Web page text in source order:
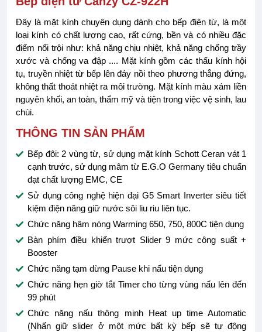
Đây là mặt kính chuyên dụng dành cho bếp điện từ, là một
loại kính có chất lượng cao, rất cứng, bền và có nhiều đặc
điểm nổi trội như: khả năng chịu nhiệt, khả năng chống trầy
xước và chống va đập .... Mặt kính gồm các thấu kính hội
tụ, truyền nhiệt từ bếp lên đáy nồi theo phương thẳng đứng,
không thất thoát nhiệt ra môi trường. Mặt kính màu xám liền
nguyên khối, an toàn, thẩm mỹ và tiện trong việc vệ sinh, lau
chùi.
THÔNG TIN SẢN PHẨM
Bếp đôi: 2 vùng từ, sử dụng mặt kính Schott Ceran vát 1
cạnh trước, sử dụng mâm từ E.G.O Germany tiêu chuẩn
đạt chất lượng EMC, CE
Sử dụng công nghệ hiện đại G5 Smart Inverter siêu tiết
kiệm điện năng giữ nước sôi liu riu liên tục.
Chức năng hâm nóng Warming 650, 750, 800C tiện dụng
Bàn phím điều khiển trượt Slider 9 mức công suất +
Booster
Chức năng tạm dừng Pause khi nấu tiện dụng
Chức năng hẹn giờ tắt Timer cho từng vùng nấu lên đến
99 phút
Chức năng nấu thông minh Heat up time Automatic
(Nhấn giữ slider ở một mức bất kỳ bếp sẽ tự động